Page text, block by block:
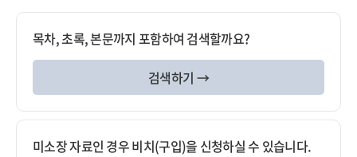
목차, 초록, 본문까지 포함하여 검색할까요?
검색하기 →
미소장 자료인 경우 비치(구입)을 신청하실 수 있습니다.